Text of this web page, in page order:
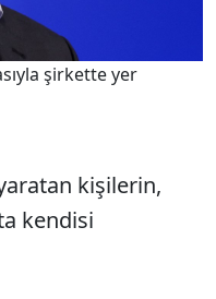
şirkette yer
kişilerin,
kendisi